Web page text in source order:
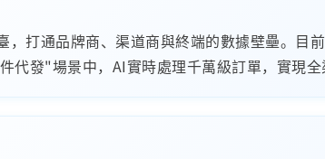
，打通品牌商、渠道商與終端的數據壁壘。目
代發"場景中，AI實時處理千萬級訂單，實現全